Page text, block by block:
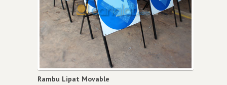
Rambu Lipat Movable